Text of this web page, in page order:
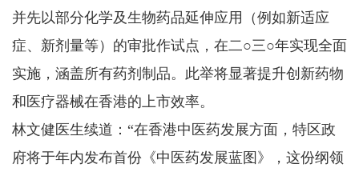
并先以部分化学及生物药品延伸应用（例如新适应
症、新剂量等）的审批作试点，在二○三○年实现全面
实施，涵盖所有药剂制品。此举将显著提升创新药物
和医疗器械在香港的上市效率。
林文健医生续道：“在香港中医药发展方面，特区政
府将于年内发布首份《中医药发展蓝图》，这份纲领